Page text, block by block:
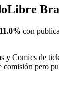
11.0% con
y Comics de
pero